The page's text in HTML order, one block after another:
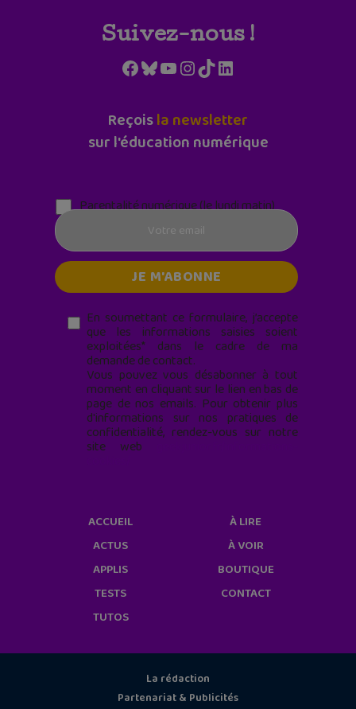
Suivez-nous !
Facebook
Bluesky
YouTube
Instagram
TikTokLinkedIn
Reçoisla newsletter
sur l'éducation numérique
Parentalité numérique (le lundi matin)
En soumettant ce formulaire, j’accepte
que les informations saisies soient
exploitées* dans le cadre de ma
demande de contact.
Vous pouvez vous désabonner à tout
moment en cliquant sur le lien en bas de
page de nos emails. Pour obtenir plus
d'informations sur nos pratiques de
confidentialité, rendez-vous sur notre
site web
ACCUEIL
ACTUS
APPLIS
TESTS
TUTOS
À LIRE
À VOIR
BOUTIQUE
CONTACT
La rédaction
Partenariat & Publicités